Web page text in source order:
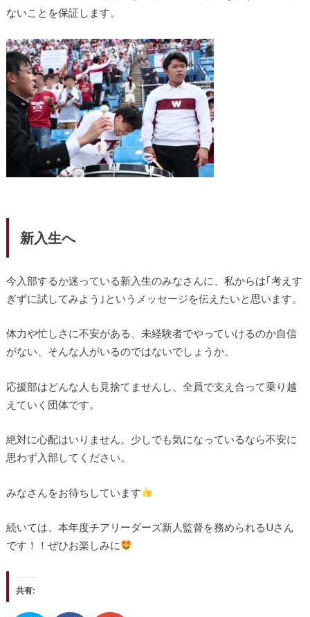
ないことを保証します。
新入生へ
今入部するか迷っている新入生のみなさんに、私からは｢考えす
ぎずに試してみよう｣というメッセージを伝えたいと思います。
体力や忙しさに不安がある、未経験者でやっていけるのか自信
がない、そんな人がいるのではないでしょうか。
応援部はどんな人も見捨てませんし、全員で支え合って乗り越
えていく団体です。
絶対に心配はいりません。少しでも気になっているなら不安に
思わず入部してください。
みなさんをお待ちしています
続いては、本年度チアリーダーズ新人監督を務められるUさん
です！！ぜひお楽しみに
共有: